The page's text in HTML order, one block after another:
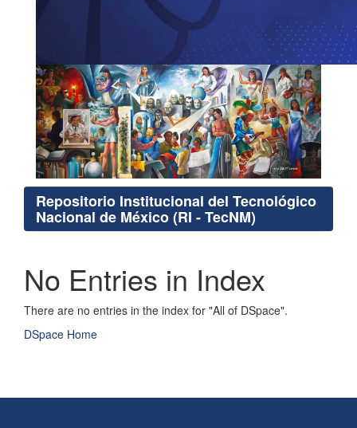
Repositorio Institucional del Tecnológico
Nacional de México (RI - TecNM)
No Entries in Index
There are no entries in the index for "All of DSpace".
DSpace Home